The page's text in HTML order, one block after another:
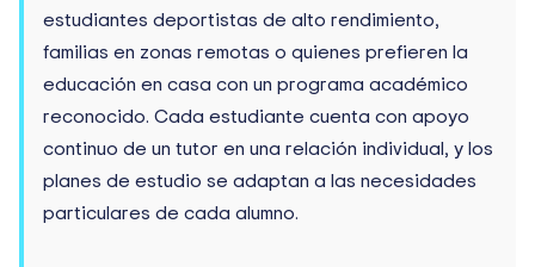
estudiantes deportistas de alto rendimiento,
familias en zonas remotas o quienes prefieren la
educación en casa con un programa académico
reconocido. Cada estudiante cuenta con apoyo
continuo de un tutor en una relación individual, y los
planes de estudio se adaptan a las necesidades
particulares de cada alumno.